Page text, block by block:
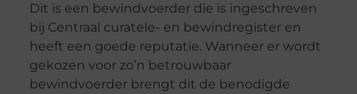
Dit is een bewindvoerder die is ingeschreven
bij Centraal curatele- en bewindregister en
heeft een goede reputatie. Wanneer er wordt
gekozen voor zo’n betrouwbaar
bewindvoerder brengt dit de benodigde